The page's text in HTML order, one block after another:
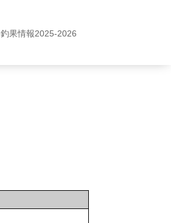
釣果情報2025-2026